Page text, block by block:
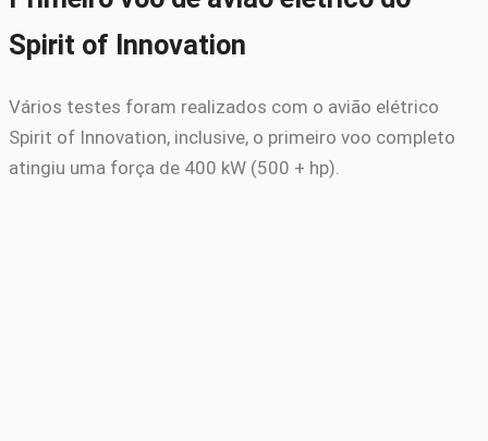
Spirit of Innovation
Vários testes foram realizados com o avião elétrico
Spirit of Innovation, inclusive, o primeiro voo completo
atingiu uma força de 400 kW (500 + hp).